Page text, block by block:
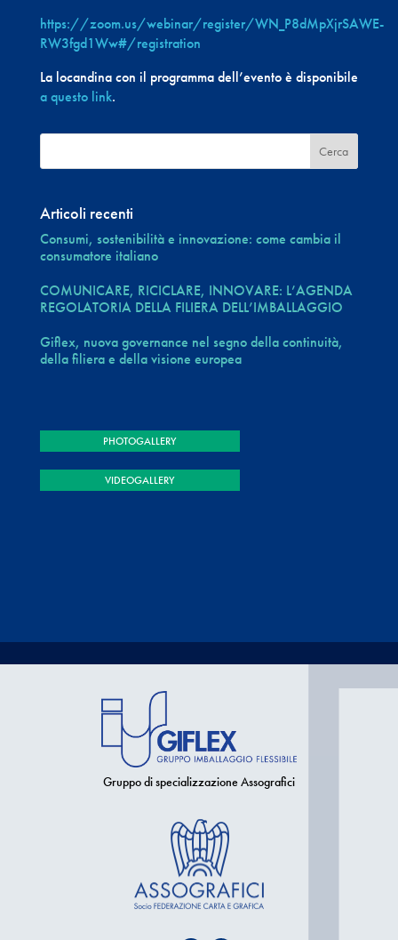
https://zoom.us/webinar/register/WN_P8dMpXjrSAWE-
RW3fgd1Ww#/registration
La locandina con il programma dell’evento è disponibile
a questo link.
Articoli recenti
Consumi, sostenibilità e innovazione: come cambia il
consumatore italiano
COMUNICARE, RICICLARE, INNOVARE: L’AGENDA
REGOLATORIA DELLA FILIERA DELL’IMBALLAGGIO
Giflex, nuova governance nel segno della continuità,
della filiera e della visione europea
PHOTOGALLERY
VIDEOGALLERY
Gruppo di specializzazione Assografici